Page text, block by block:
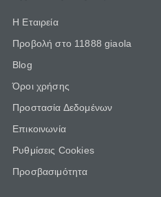
Η Εταιρεία
Προβολή στο 11888 giaola
Blog
Όροι χρήσης
Προστασία Δεδομένων
Επικοινωνία
Ρυθμίσεις Cookies
Προσβασιμότητα